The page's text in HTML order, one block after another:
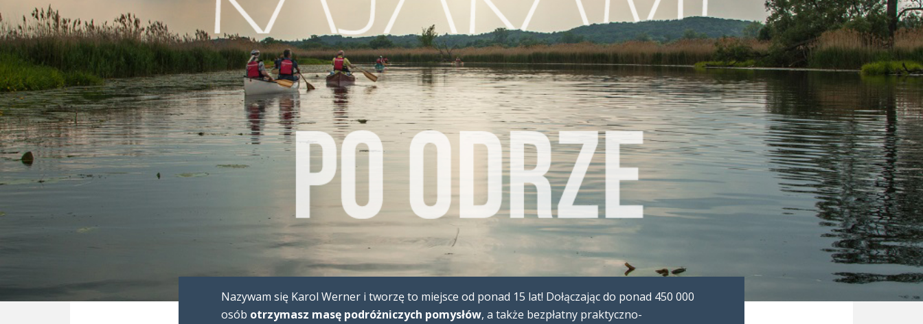
Nazywam się Karol Werner i tworzę to miejsce od ponad 15 lat! Dołączając do ponad 450 000
osób otrzymasz masę podróżniczych pomysłów, a także bezpłatny praktyczno-